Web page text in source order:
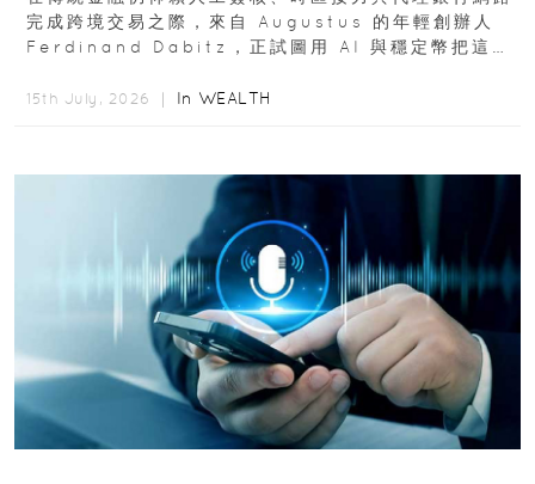
完成跨境交易之際，來自 Augustus 的年輕創辦人
Ferdinand Dabitz，正試圖用 AI 與穩定幣把這套
15th July, 2026 ｜ In WEALTH